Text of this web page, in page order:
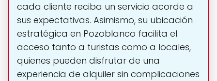
cada cliente reciba un servicio acorde a
sus expectativas. Asimismo, su ubicación
estratégica en Pozoblanco facilita el
acceso tanto a turistas como a locales,
quienes pueden disfrutar de una
experiencia de alquiler sin complicaciones